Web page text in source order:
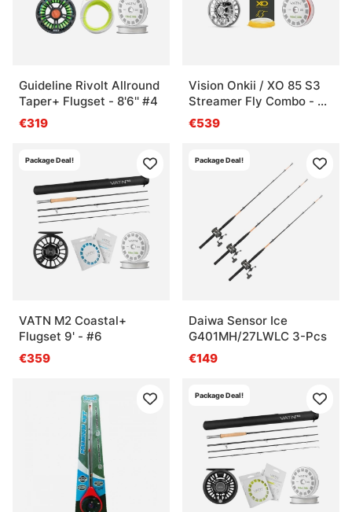
Guideline Rivolt Allround
Taper+ Flugset - 8'6'' #4
€319
Vision Onkii / XO 85 S3
Streamer Fly Combo - 9'
#7
€539
Package Deal!
VATN M2 Coastal+
Flugset 9' - #6
€359
Package Deal!
Daiwa Sensor Ice
G401MH/27LWLC 3-Pcs
€149
Package Deal!